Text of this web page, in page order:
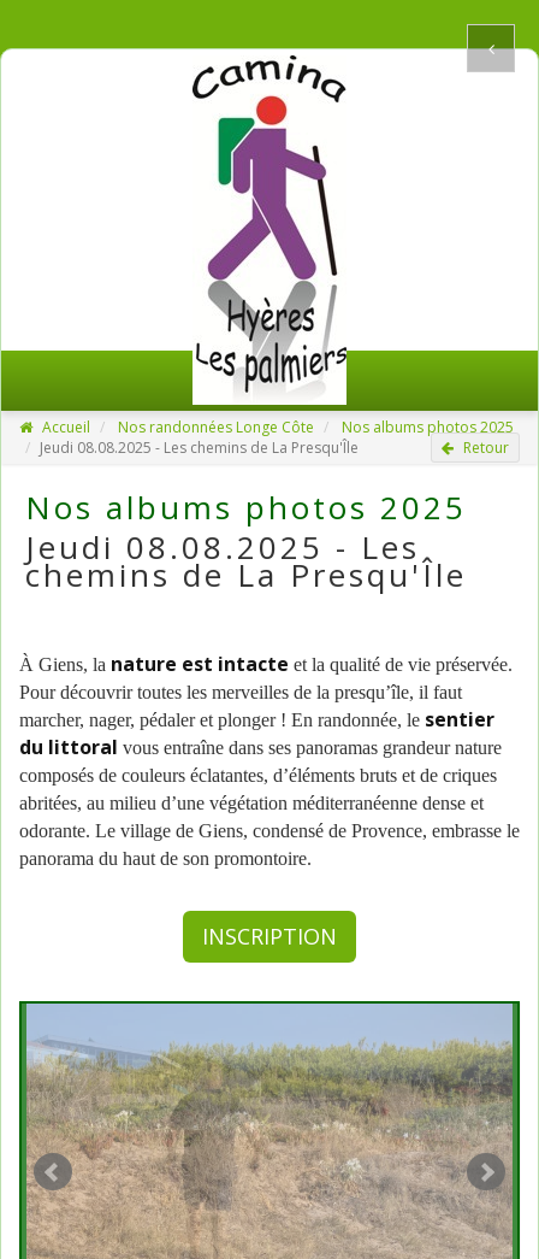
Accueil Nos randonnées Longe Côte
Nos albums photos 2025
Jeudi 08.08.2025 - Les chemins de La Presqu'Île
Retour
Nos albums photos 2025
Jeudi 08.08.2025 - Les
chemins de La Presqu'Île
À Giens, la nature est intacte et la qualité de vie préservée.
Pour découvrir toutes les merveilles de la presqu’île, il faut
marcher, nager, pédaler et plonger ! En randonnée, le sentier
du littoral vous entraîne dans ses panoramas grandeur nature
composés de couleurs éclatantes, d’éléments bruts et de criques
abritées, au milieu d’une végétation méditerranéenne dense et
odorante. Le village de Giens, condensé de Provence, embrasse le
panorama du haut de son promontoire.
INSCRIPTION